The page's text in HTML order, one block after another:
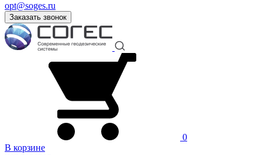
opt@soges.ru
Заказать звонок
0
В корзине